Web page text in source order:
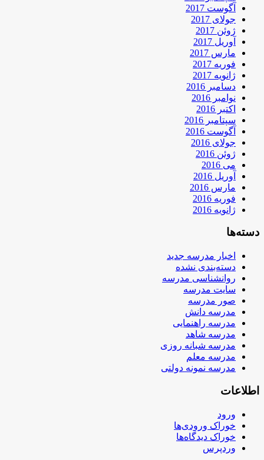
آگوست 2017
جولای 2017
ژوئن 2017
آوریل 2017
مارس 2017
فوریه 2017
ژانویه 2017
دسامبر 2016
نوامبر 2016
اکتبر 2016
سپتامبر 2016
آگوست 2016
جولای 2016
ژوئن 2016
می 2016
آوریل 2016
مارس 2016
فوریه 2016
ژانویه 2016
دسته‌ها
اخبار مدرسه جدید
دسته‌بندی نشده
روانشناسی مدرسه
سایت مدرسه
صور مدرسه
مدرسه دانش
مدرسه راهنمایی
مدرسه شاهد
مدرسه شبانه روزی
مدرسه معلم
مدرسه نمونه دولتی
اطلاعات
ورود
خوراک ورودی‌ها
خوراک دیدگاه‌ها
وردپرس